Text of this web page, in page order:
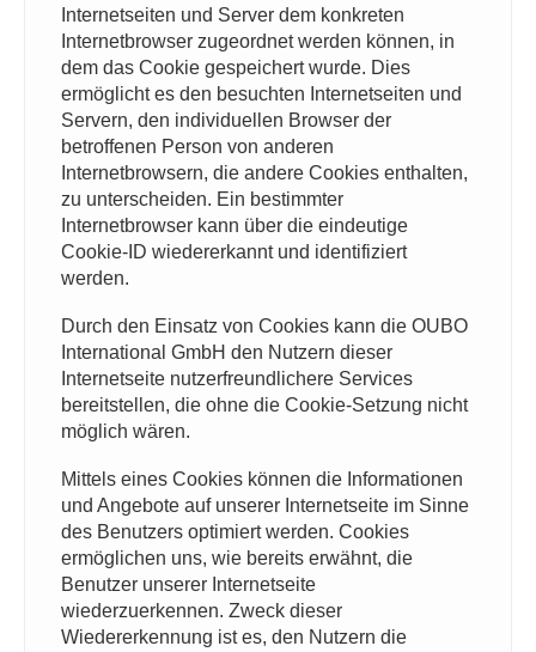
Internetseiten und Server dem konkreten
Internetbrowser zugeordnet werden können, in
dem das Cookie gespeichert wurde. Dies
ermöglicht es den besuchten Internetseiten und
Servern, den individuellen Browser der
betroffenen Person von anderen
Internetbrowsern, die andere Cookies enthalten,
zu unterscheiden. Ein bestimmter
Internetbrowser kann über die eindeutige
Cookie-ID wiedererkannt und identifiziert
werden.
Durch den Einsatz von Cookies kann die OUBO
International GmbH den Nutzern dieser
Internetseite nutzerfreundlichere Services
bereitstellen, die ohne die Cookie-Setzung nicht
möglich wären.
Mittels eines Cookies können die Informationen
und Angebote auf unserer Internetseite im Sinne
des Benutzers optimiert werden. Cookies
ermöglichen uns, wie bereits erwähnt, die
Benutzer unserer Internetseite
wiederzuerkennen. Zweck dieser
Wiedererkennung ist es, den Nutzern die